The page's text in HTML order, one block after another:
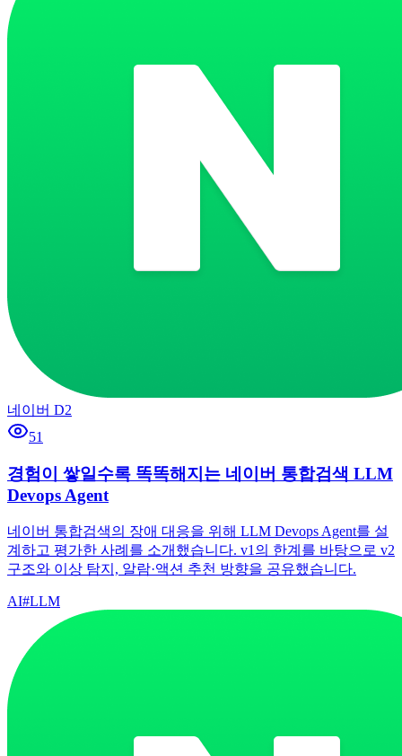
네이버 D2
51
경험이 쌓일수록 똑똑해지는 네이버 통합검색 LLM
Devops Agent
네이버 통합검색의 장애 대응을 위해 LLM Devops Agent를 설
계하고 평가한 사례를 소개했습니다. v1의 한계를 바탕으로 v2
구조와 이상 탐지, 알람·액션 추천 방향을 공유했습니다.
AI#LLM